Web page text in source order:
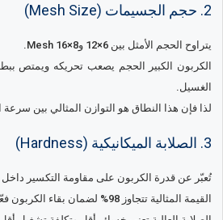
2. حجم الجسيمات (Mesh Size)
يتراوح الحجم الأمثل بين 6×12 و8×16 Mesh.
الكربون الكبير الحجم يصعب تحريكه ويمتص
الغسيل.
لذا فإن هذا النطاق هو التوازن المثالي بين
3. الصلابة الميكانيكية (Hardness)
تُعبّر عن قدرة الكربون على مقاومة التكسير داخل
القيمة المثالية تتجاوز 98% لضمان بقاء الكربون فعّالًا خلال عدة دورات تشغيل.